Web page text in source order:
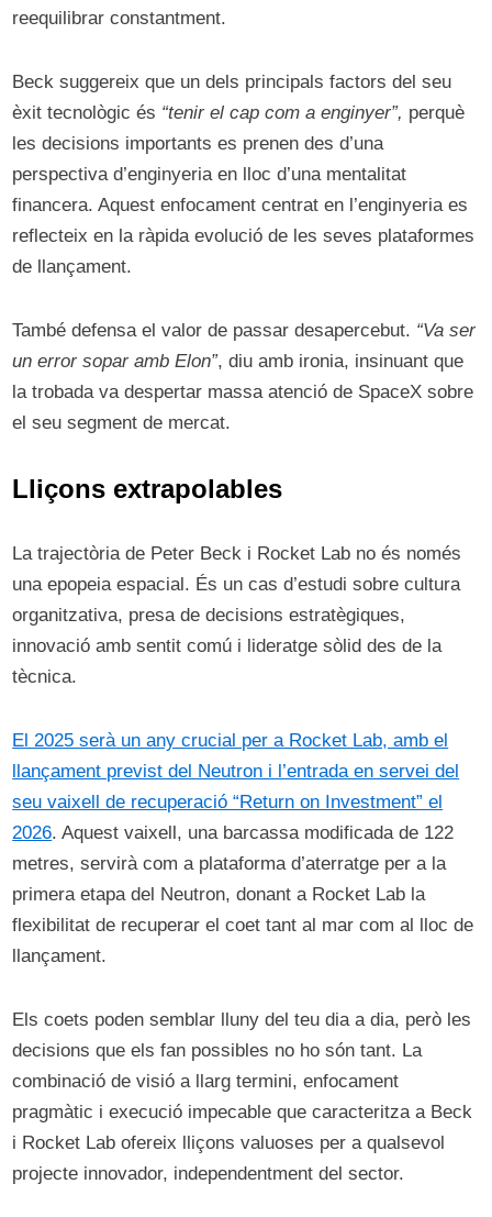
reequilibrar constantment.
Beck suggereix que un dels principals factors del seu
èxit tecnològic és “tenir el cap com a enginyer”, perquè
les decisions importants es prenen des d’una
perspectiva d’enginyeria en lloc d’una mentalitat
financera. Aquest enfocament centrat en l’enginyeria es
reflecteix en la ràpida evolució de les seves plataformes
de llançament.
També defensa el valor de passar desapercebut. “Va ser
un error sopar amb Elon”, diu amb ironia, insinuant que
la trobada va despertar massa atenció de SpaceX sobre
el seu segment de mercat.
Lliçons extrapolables
La trajectòria de Peter Beck i Rocket Lab no és només
una epopeia espacial. És un cas d’estudi sobre cultura
organitzativa, presa de decisions estratègiques,
innovació amb sentit comú i lideratge sòlid des de la
tècnica.
El 2025 serà un any crucial per a Rocket Lab, amb el
llançament previst del Neutron i l’entrada en servei del
seu vaixell de recuperació “Return on Investment” el
2026. Aquest vaixell, una barcassa modificada de 122
metres, servirà com a plataforma d’aterratge per a la
primera etapa del Neutron, donant a Rocket Lab la
flexibilitat de recuperar el coet tant al mar com al lloc de
llançament.
Els coets poden semblar lluny del teu dia a dia, però les
decisions que els fan possibles no ho són tant. La
combinació de visió a llarg termini, enfocament
pragmàtic i execució impecable que caracteritza a Beck
i Rocket Lab ofereix lliçons valuoses per a qualsevol
projecte innovador, independentment del sector.